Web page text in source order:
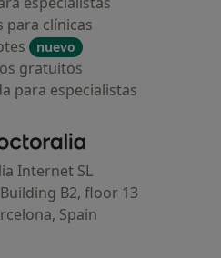
para clínicas
nuevo
gratuitos
para especialistas
Doctoralia - Página de inicio
Internet SL
Building B2, floor 13
Spain